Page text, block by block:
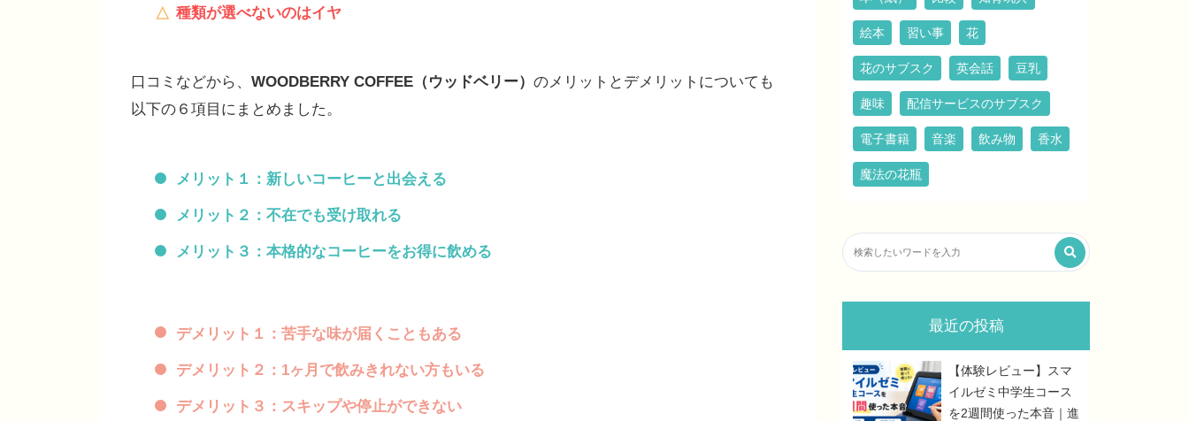
種類が選べないのはイヤ
口コミなどから、 WOODBERRY COFFEE（ウッドベリー） のメリットとデメリットについても
以下の６項目にまとめました。
メリット１：新しいコーヒーと出会える
メリット２：不在でも受け取れる
メリット３：本格的なコーヒーをお得に飲める
デメリット１：苦手な味が届くこともある
デメリット２：1ヶ月で飲みきれない方もいる
デメリット３：スキップや停止ができない
絵本 習い事 花
花のサブスク 英会話 豆乳
趣味 配信サービスのサブスク
電子書籍 音楽 飲み物 香水
魔法の花瓶
最近の投稿
【体験レビュー】スマ
イルゼミ中学生コース
を2週間使った本音｜進